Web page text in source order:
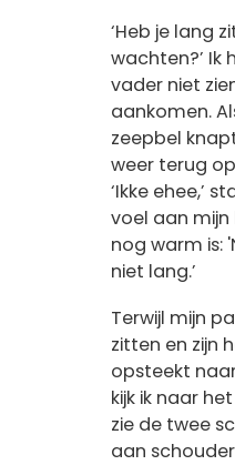
‘Heb je lang
wachten?’ Ik
vader niet
aankomen.
zeepbel
weer terug
‘Ikke ehee,’
voel aan
nog warm is:
niet lang.’
Terwijl mijn
zitten en zijn
opsteekt
kijk ik naar
zie de twee
aan